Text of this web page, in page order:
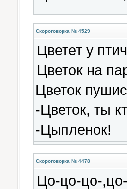
Скороговорка № 4529
Цветет у
Цветок на
Цветок
-Цветок, ты
-Цыпленок!
Скороговорка № 4478
Цо-цо-цо-